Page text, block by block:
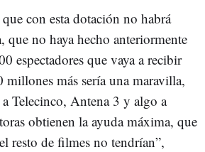
con esta dotación no habrá
que no haya hecho anteriormente
espectadores que vaya a recibir
millones más sería una maravilla,
Telecinco, Antena 3 y algo a
obtienen la ayuda máxima, que
resto de filmes no tendrían”,